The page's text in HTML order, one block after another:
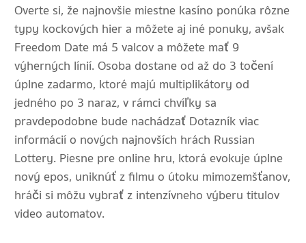
Overte si, že najnovšie miestne kasíno ponúka rôzne
typy kockových hier a môžete aj iné ponuky, avšak
Freedom Date má 5 valcov a môžete mať 9
výherných línií. Osoba dostane od až do 3 točení
úplne zadarmo, ktoré majú multiplikátory od
jedného po 3 naraz, v rámci chvíľky sa
pravdepodobne bude nachádzať Dotazník viac
informácií o nových najnovších hrách Russian
Lottery. Piesne pre online hru, ktorá evokuje úplne
nový epos, uniknúť z filmu o útoku mimozemšťanov,
hráči si môžu vybrať z intenzívneho výberu titulov
video automatov.